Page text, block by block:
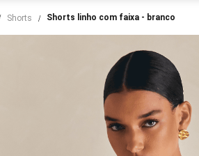
shorts shorts linho com faixa - branco